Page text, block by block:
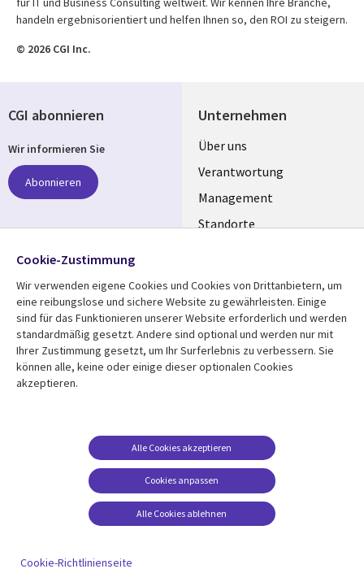
handeln ergebnisorientiert und helfen Ihnen so, den ROI zu steigern.
© 2026 CGI Inc.
Unternehmen
Useful
links
GERMANY
Über uns
Verantwortung
Management
Standorte
Mediathek
Library
GERMANY
Aktuelles
Rechtliches
Beschwerden/Hinweise
Compliance
Datenschutz
Impressum
CGI abonnieren
Wir informieren Sie
Abonnieren
Folgen Sie uns
Social
Media
GERMANY
Cookie-Zustimmung
Wir verwenden eigene Cookies und Cookies von Drittanbietern, um
eine reibungslose und sichere Website zu gewährleisten. Einige
sind für das Funktionieren unserer Website erforderlich und werden
standardmäßig gesetzt. Andere sind optional und werden nur mit
Ihrer Zustimmung gesetzt, um Ihr Surferlebnis zu verbessern. Sie
können alle, keine oder einige dieser optionalen Cookies
akzeptieren.
Cookies anpassen
Alle Cookies akzeptieren
Alle Cookies ablehnen
Cookie-Richtlinienseite